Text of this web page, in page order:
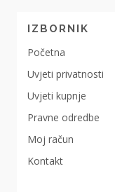
IZBORNIK
Početna
Uvjeti privatnosti
Uvjeti kupnje
Pravne odredbe
Moj račun
Kontakt